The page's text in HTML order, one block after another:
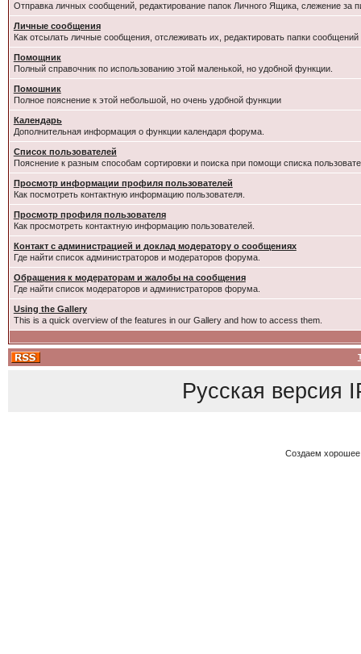
Отправка личных сообщений, редактирование папок Личного Ящика, слежение за
Личные сообщения
Как отсылать личные сообщения, отслеживать их, редактировать папки
Помощник
Полный справочник по использованию этой маленькой, но удобной функции.
Помошник
Полное пояснение к этой небольшой, но очень удобной функции
Календарь
Дополнительная информация о функции календаря форума.
Список пользователей
Пояснение к разным способам сортировки и поиска при помощи списка
Просмотр информации профиля пользователей
Как посмотреть контактную информацию пользователя.
Просмотр профиля пользователя
Как просмотреть контактную информацию пользователей.
Контакт с администрацией и доклад модератору о сообщениях
Где найти список администраторов и модераторов форума.
Обращения к модераторам и жалобы на сообщения
Где найти список модераторов и администраторов форума.
Using the Gallery
This is a quick overview of the features in our Gallery and how to access them.
Русская версия
Создаем